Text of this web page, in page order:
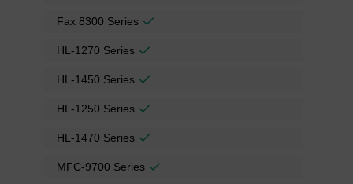
Fax 8300 Series
HL-1270 Series
HL-1450 Series
HL-1250 Series
HL-1470 Series
MFC-9700 Series